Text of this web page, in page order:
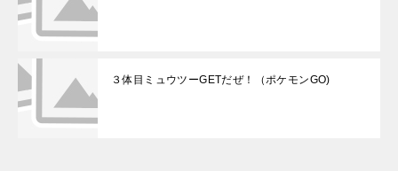
３体目ミュウツーGETだぜ！（ポケモンGO)